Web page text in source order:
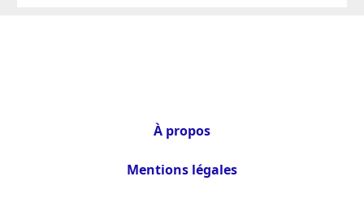
À propos
Mentions légales